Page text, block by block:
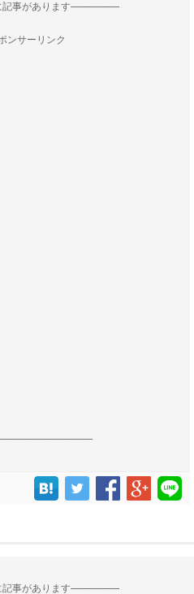
事があります--------------------
ンサーリンク
事があります--------------------